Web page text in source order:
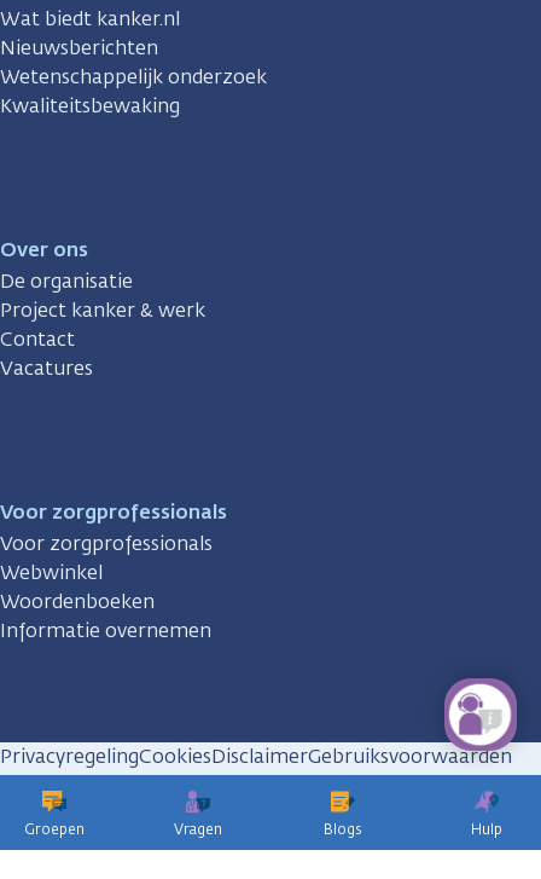
Groepen Vragen Blogs Hulp
Wat biedt kanker.nl
Nieuwsberichten
Wetenschappelijk onderzoek
Kwaliteitsbewaking
Over ons
De organisatie
Project kanker & werk
Contact
Vacatures
Voor zorgprofessionals
Voor zorgprofessionals
Webwinkel
Woordenboeken
Informatie overnemen
PrivacyregelingCookiesDisclaimerGebruiksvoorwaarden
Huisregels